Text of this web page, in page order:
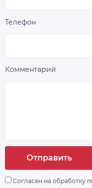
Телефон
Комментарий
Отправить
Согласен на обработку